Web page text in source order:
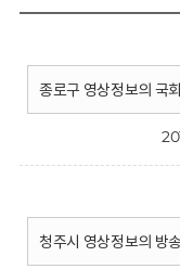
종로구 영상정보의 국
청주시 영상정보의 방